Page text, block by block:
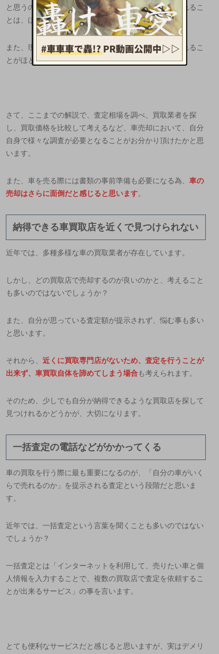
と思うのが当然ですが、売却当日に売却金額が入金されるこ
とは、ほぼありません。
また、現金支払いもほとんどなく、銀行口座で入金されるこ
とがほとんどです。
さて、ここまでの解説で、査定相場を調べ、買取業者を探
し、買取価格を比較して考えるなど、車売却において、自分
自身で様々な調査が必要となることがお分かり頂けたかと思
います。
また、 車を売る際には書類の事前準備も必要になる為
車の
売却はさらに面倒だと感じると思います。
納得できる車買取店を近くで見つけられない
近年では、多種多様な車の買取業者が存在しています。
しかし、どの買取店で売却するのが良いのかと、考えること
も多いのではないでしょうか？
また、自分が思っている査定額が提示されず、悩む事も多い
と思います。
それから、 近くに買取専門店がないため、査定を行うことが
出来ず、車買取自体を諦めてしまう場合も考えられます。
そのため、少しでも自分が納得できるような買取店を探して
見つけれるかどうかが、大切になります。
一括査定の電話などがかかってくる
車の買取を行う際に最も重要になるのが、「自分の車がいく
らで売れるのか」を提示される査定という段階だと思いま
す。
近年では、一括査定という言葉を聞くことも多いのではない
でしょうか？
一括査定とは「インターネットを利用して、売りたい車と個
人情報を入力することで、 複数の買取店で査定を依頼するこ
とが出来るサービス 」の事を言います。
とても便利なサービスだと感じると思いますが、実はデメリ